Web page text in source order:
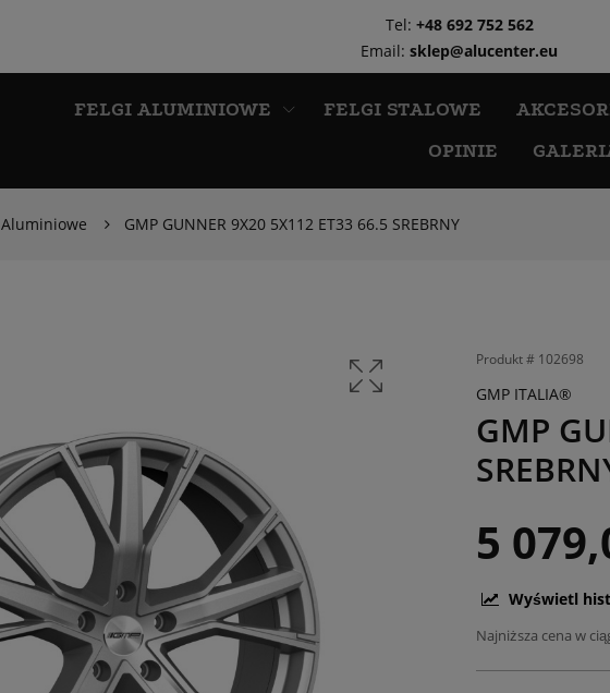
Tel: +48 692 752 562
Email:sklep@alucenter.eu
FELGI ALUMINIOWE FELGI STALOWE
OPINIE
Aluminiowe GMP GUNNER 9X20 5X112 ET33 66.5 SREBRNY
Produkt # 102698
GMP ITALIA®
GMP
5
Wyświetl
Najniższa cena w